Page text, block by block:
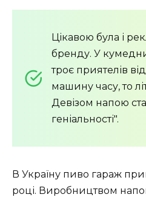
Цікавою була і
бренду. У
троє приятелів
машину часу, то
Девізом напою
геніальності".
В Україну пиво гараж
році. Виробництвом